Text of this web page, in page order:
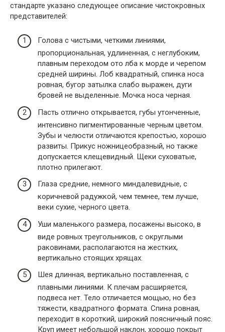
стандарте указано следующее описание чистокровных
представителей:
Голова с чистыми, четкими линиями,
пропорциональная, удлиненная, с неглубоким,
плавным переходом ото лба к морде и черепом
средней ширины. Лоб квадратный, спинка носа
ровная, бугор затылка слабо выражен, дуги
бровей не выделенные. Мочка носа черная.
Пасть отлично открывается, губы утонченные,
интенсивно пигментированные черным цветом.
Зубы и челюсти отличаются крепостью, хорошо
развиты. Прикус ножницеобразный, но также
допускается клещевидный. Щеки суховатые,
плотно прилегают.
Глаза средние, немного миндалевидные, с
коричневой радужкой, чем темнее, тем лучше,
веки сухие, черного цвета.
Уши маленького размера, посажены высоко, в
виде ровных треугольников, с округлыми
раковинами, располагаются на жестких,
вертикально стоящих хрящах.
Шея длинная, вертикально поставленная, с
плавными линиями. К плечам расширяется,
подвеса нет. Тело отличается мощью, но без
тяжести, квадратного формата. Спина ровная,
переходит в короткий, широкий поясничный пояс.
Круп имеет небольшой наклон, хорошо покрыт